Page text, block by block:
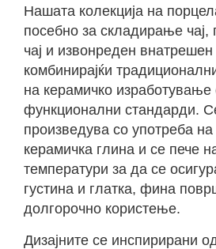
Нашата колекција на
посебно за складирање чај,
чај и извонреден
комбинирајќи
на керамичко
функционални стандарди.
произведува со употреба на
керамичка глина и се пече
температури за да се
густина и глатка, фина
долгорочно користење.
Дизајните се инспирирани